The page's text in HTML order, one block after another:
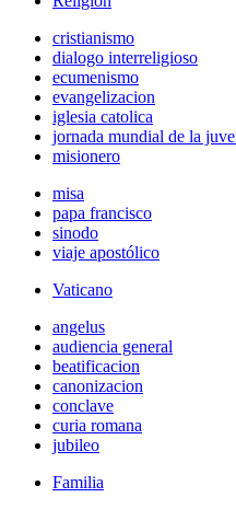
cristianismo
dialogo interreligioso
ecumenismo
evangelizacion
iglesia catolica
jornada mundial de la
misionero
misa
papa francisco
sinodo
viaje apostólico
Vaticano
angelus
audiencia general
beatificacion
canonizacion
conclave
curia romana
jubileo
Familia